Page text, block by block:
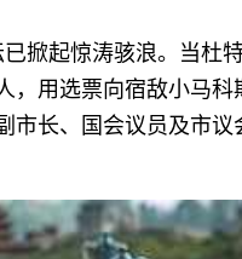
掀起惊涛骇浪。当杜
，用选票向宿敌小马科
长、国会议员及市议